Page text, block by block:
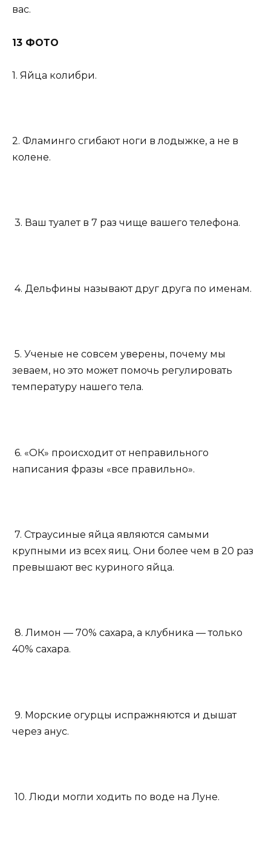
вас.
13 ФОТО
1. Яйца колибри.
2. Фламинго сгибают ноги в лодыжке, а не в
колене.
3. Ваш туалет в 7 раз чище вашего телефона.
4. Дельфины называют друг друга по именам.
5. Ученые не совсем уверены, почему мы
зеваем, но это может помочь регулировать
температуру нашего тела.
6. «ОК» происходит от неправильного
написания фразы «все правильно».
7. Страусиные яйца являются самыми
крупными из всех яиц. Они более чем в 20 раз
превышают вес куриного яйца.
8. Лимон — 70% сахара, а клубника — только
40% сахара.
9. Морские огурцы испражняются и дышат
через анус.
10. Люди могли ходить по воде на Луне.